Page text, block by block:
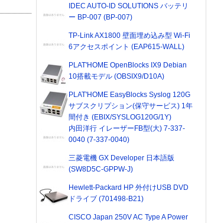
IDEC AUTO-ID SOLUTIONS バッテリ
ー BP-007 (BP-007)
TP-Link AX1800 壁面埋め込み型 Wi-Fi
6アクセスポイント (EAP615-WALL)
PLAT'HOME OpenBlocks IX9 Debian
10搭載モデル (OBSIX9/D10A)
PLAT'HOME EasyBlocks Syslog 120G
サブスクリプション(保守サービス) 1年
間付き (EBIX/SYSLOG120G/1Y)
内田洋行 イレーザーFB型(大) 7-337-
0040 (7-337-0040)
三菱電機 GX Developer 日本語版
(SW8D5C-GPPW-J)
Hewlett-Packard HP 外付けUSB DVD
ドライブ (701498-B21)
CISCO Japan 250V AC Type A Power